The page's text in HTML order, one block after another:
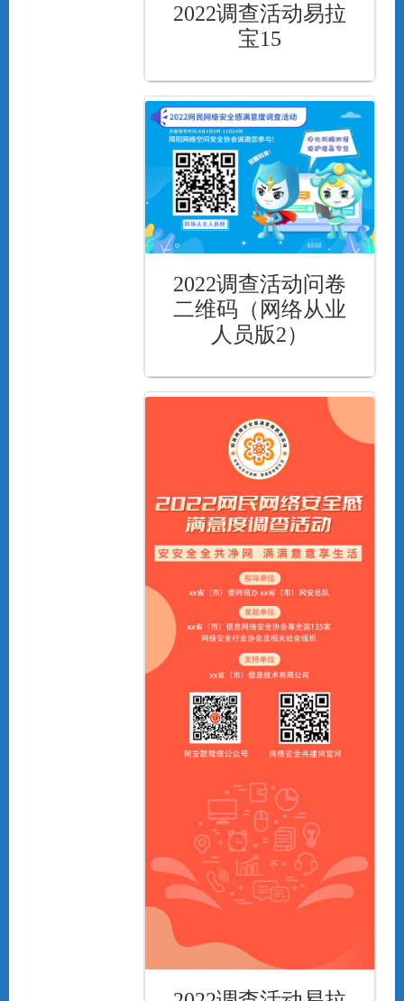
2022调查活动易拉
宝15
2022调查活动问卷
二维码（网络从业
人员版2）